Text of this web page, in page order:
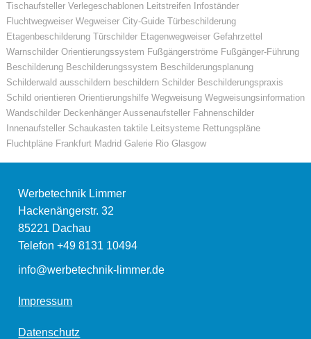
Tischaufsteller Verlegeschablonen Leitstreifen Infoständer
Fluchtwegweiser Wegweiser City-Guide Türbeschilderung
Etagenbeschilderung Türschilder Etagenwegweiser Gefahrzettel
Warnschilder Orientierungssystem Fußgängerströme Fußgänger-Führung
Beschilderung Beschilderungssystem Beschilderungsplanung
Schilderwald ausschildern beschildern Schilder Beschilderungspraxis
Schild orientieren Orientierungshilfe Wegweisung Wegweisungsinformation
Wandschilder Deckenhänger Aussenaufsteller Fahnenschilder
Innenaufsteller Schaukasten taktile Leitsysteme Rettungspläne
Fluchtpläne Frankfurt Madrid Galerie Rio Glasgow
Werbetechnik Limmer
Hackenängerstr. 32
85221 Dachau
Telefon+49 8131 10494
info@werbetechnik-limmer.de
Impressum
Datenschutz